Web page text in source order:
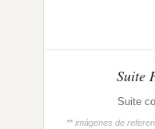
Suite
Suite
** imágenes de